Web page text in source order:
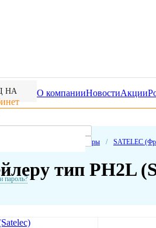
НА
пароль?
О компанииНовостиАкции
Электронные приборы / SATELEC
тип PH2L